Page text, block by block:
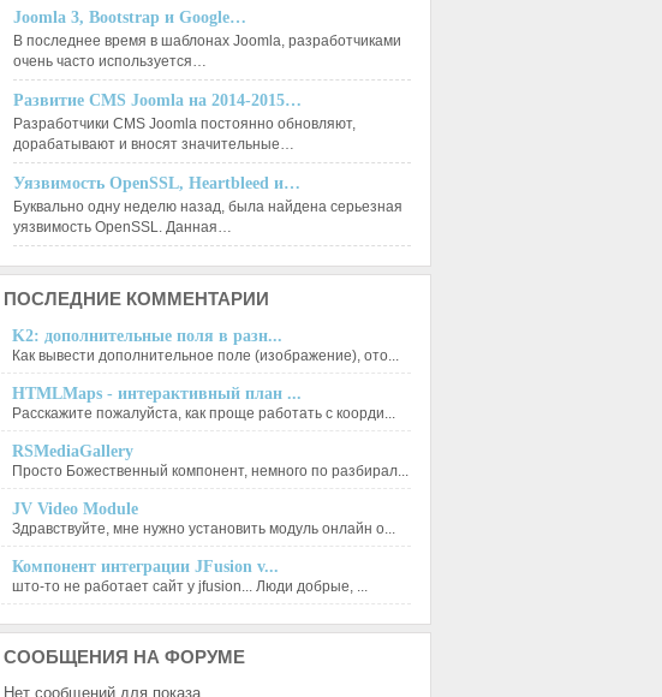
Joomla 3, Bootstrap и Google…
В последнее время в шаблонах Joomla, разработчиками
очень часто используется…
Развитие CMS Joomla на 2014-2015…
Разработчики CMS Joomla постоянно обновляют,
дорабатывают и вносят значительные…
Уязвимость OpenSSL, Heartbleed и…
Буквально одну неделю назад, была найдена серьезная
уязвимость OpenSSL. Данная…
ПОСЛЕДНИЕ КОММЕНТАРИИ
K2: дополнительные поля в разн...
Как вывести дополнительное поле (изображение), ото...
HTMLMaps - интерактивный план ...
Расскажите пожалуйста, как проще работать с коорди...
RSMediaGallery
Просто Божественный компонент, немного по разбирал...
JV Video Module
Здравствуйте, мне нужно установить модуль онлайн о...
Компонент интеграции JFusion v...
што-то не работает сайт у jfusion... Люди добрые, ...
СООБЩЕНИЯ НА ФОРУМЕ
Нет сообщений для показа